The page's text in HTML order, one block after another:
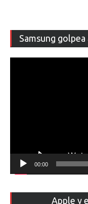
Samsung
00:00
Apple y